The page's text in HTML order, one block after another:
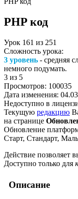
PHP код
Урок 161 из 251
Сложность урока:
3 уровень - средняя
немного подумать.
3 из 5
Просмотров: 100035
Дата изменения:
Недоступно в
Текущую редакцию
на странице
Обновление
Старт, Стандарт,
Действие позволяет
Доступно только для
Описание